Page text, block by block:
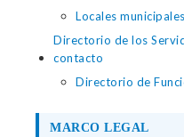
Locales municipales
Directorio de los
contacto
Directorio de
MARCO LEGAL